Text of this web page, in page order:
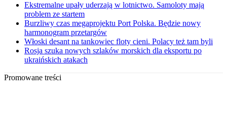
Ekstremalne upały uderzają w lotnictwo. Samoloty mają
problem ze startem
Burzliwy czas megaprojektu Port Polska. Będzie nowy
harmonogram przetargów
Włoski desant na tankowiec floty cieni. Polacy też tam byli
Rosja szuka nowych szlaków morskich dla eksportu po
ukraińskich atakach
Promowane treści